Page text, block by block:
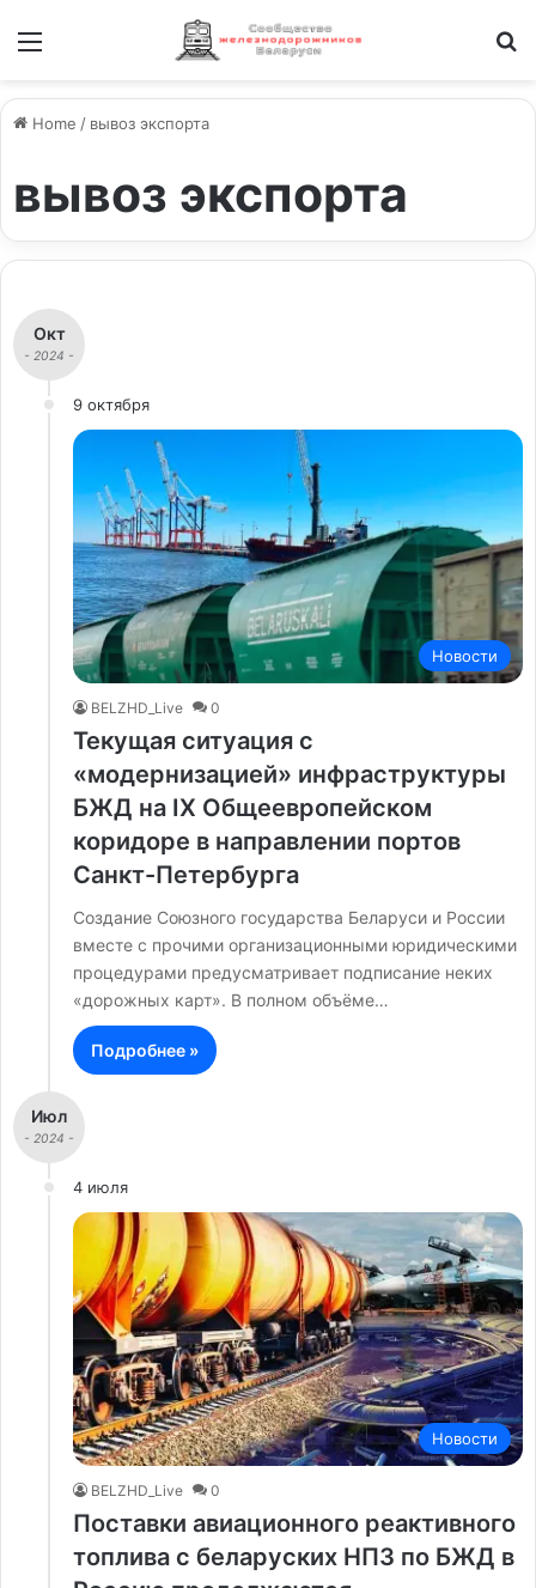
Home / вывоз экспорта
вывоз экспорта
Окт
- 2024 -
9 октября
Новости
BELZHD_Live 0
Текущая ситуация с
«модернизацией» инфраструктуры
БЖД на IX Общеевропейском
коридоре в направлении портов
Санкт-Петербурга
Создание Союзного государства Беларуси и России
вместе с прочими организационными юридическими
процедурами предусматривает подписание неких
«дорожных карт». В полном объёме…
Подробнее »
Июл
- 2024 -
4 июля
Новости
BELZHD_Live 0
Поставки авиационного реактивного
топлива с беларуских НПЗ по БЖД в